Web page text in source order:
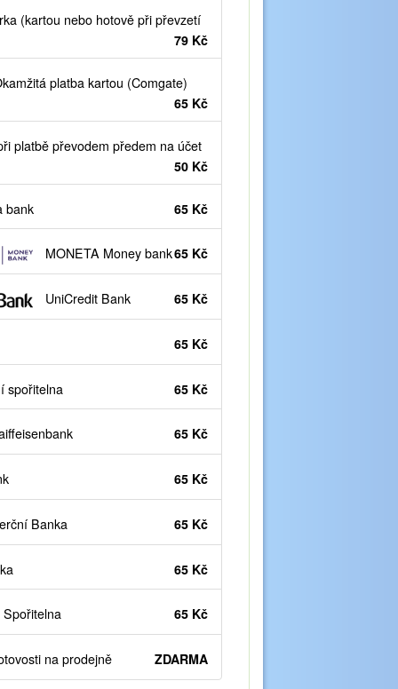
(kartou nebo hotově při převzetí
79 Kč
platba kartou (Comgate)
65 Kč
platbě převodem předem na účet
50 Kč
bank 65 Kč
MONETA Money bank65 Kč
UniCredit Bank 65 Kč
65 Kč
spořitelna 65 Kč
65 Kč
65 Kč
Banka 65 Kč
65 Kč
65 Kč
na prodejně ZDARMA